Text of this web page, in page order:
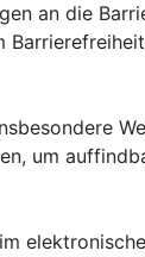
an die
um